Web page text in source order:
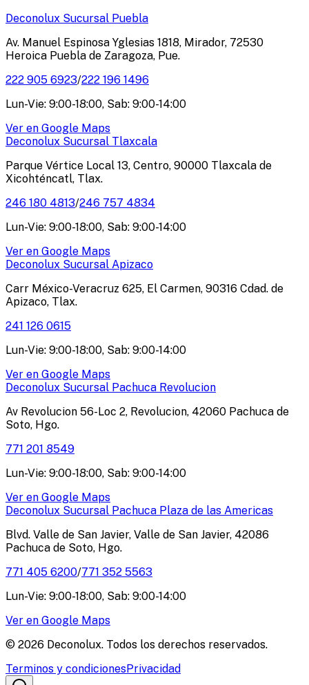
Deconolux Sucursal Puebla
Av. Manuel Espinosa Yglesias 1818, Mirador, 72530
Heroica Puebla de Zaragoza, Pue.
222 905 6923/222 196 1496
Lun-Vie: 9:00-18:00, Sab: 9:00-14:00
Ver en Google Maps
Deconolux Sucursal Tlaxcala
Parque Vértice Local 13, Centro, 90000 Tlaxcala de
Xicohténcatl, Tlax.
246 180 4813/246 757 4834
Lun-Vie: 9:00-18:00, Sab: 9:00-14:00
Ver en Google Maps
Deconolux Sucursal Apizaco
Carr México-Veracruz 625, El Carmen, 90316 Cdad. de
Apizaco, Tlax.
241 126 0615
Lun-Vie: 9:00-18:00, Sab: 9:00-14:00
Ver en Google Maps
Deconolux Sucursal Pachuca Revolucion
Av Revolucion 56-Loc 2, Revolucion, 42060 Pachuca de
Soto, Hgo.
771 201 8549
Lun-Vie: 9:00-18:00, Sab: 9:00-14:00
Ver en Google Maps
Deconolux Sucursal Pachuca Plaza de las Americas
Blvd. Valle de San Javier, Valle de San Javier, 42086
Pachuca de Soto, Hgo.
771 405 6200/771 352 5563
Lun-Vie: 9:00-18:00, Sab: 9:00-14:00
Ver en Google Maps
© 2026 Deconolux. Todos los derechos reservados.
Terminos y condicionesPrivacidad